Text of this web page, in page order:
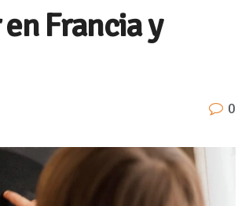
Francia y
0